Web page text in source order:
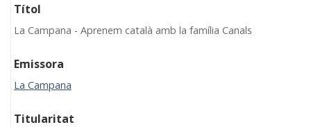
Títol
La Campana - Aprenem català amb la família Canals
Emissora
La Campana
Titularitat